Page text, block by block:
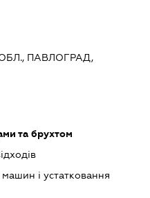
ПАВЛОГРАД,
та брухтом
і устатковання